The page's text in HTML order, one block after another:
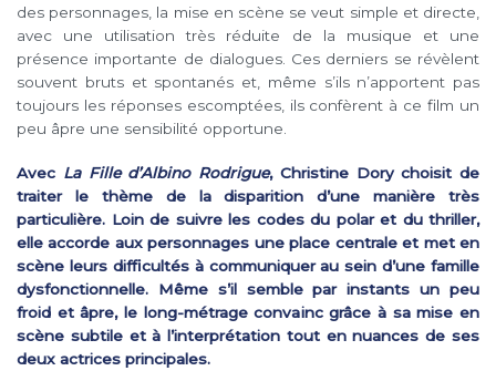
des personnages, la mise en scène se veut simple et directe,
avec une utilisation très réduite de la musique et une
présence importante de dialogues. Ces derniers se révèlent
souvent bruts et spontanés et, même s’ils n’apportent pas
toujours les réponses escomptées, ils confèrent à ce film un
peu âpre une sensibilité opportune.
Avec La Fille d’Albino Rodrigue, Christine Dory choisit de
traiter le thème de la disparition d’une manière très
particulière. Loin de suivre les codes du polar et du thriller,
elle accorde aux personnages une place centrale et met en
scène leurs difficultés à communiquer au sein d’une famille
dysfonctionnelle. Même s’il semble par instants un peu
froid et âpre, le long-métrage convainc grâce à sa mise en
scène subtile et à l’interprétation tout en nuances de ses
deux actrices principales.